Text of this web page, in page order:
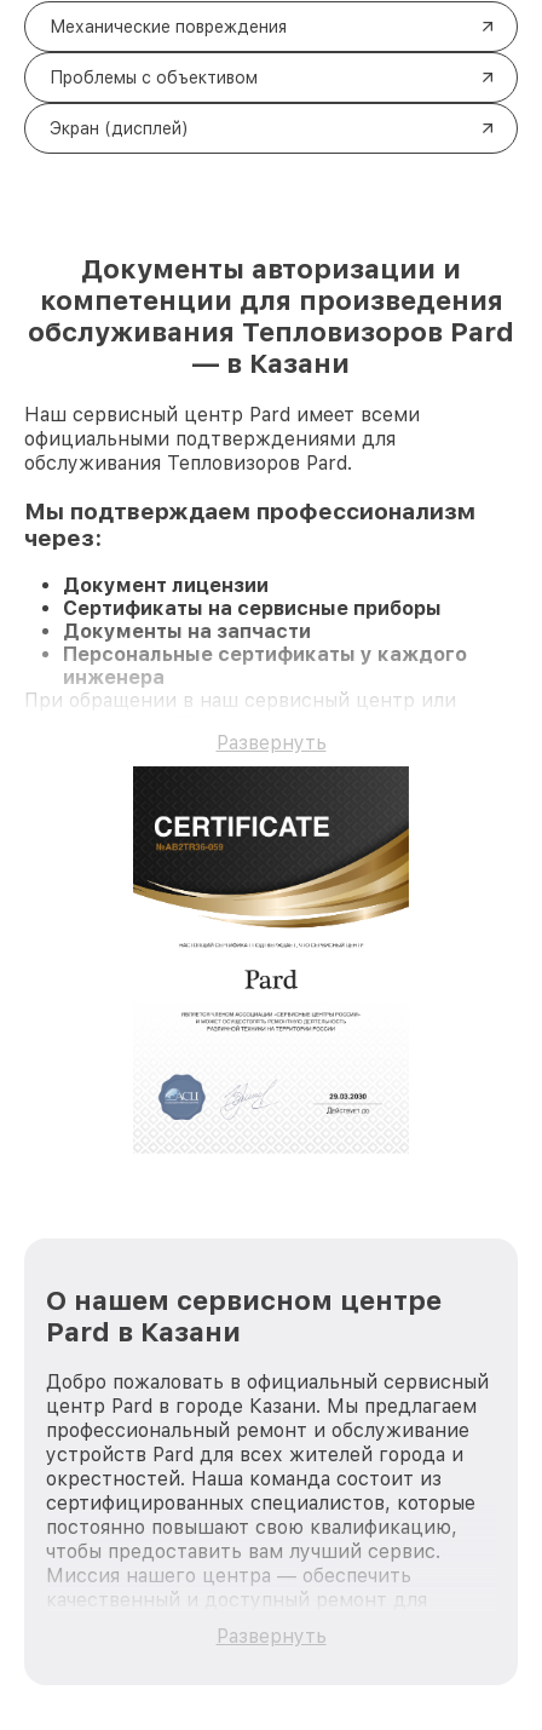
Механические повреждения
Проблемы с объективом
Экран (дисплей)
Документы авторизации и
компетенции для произведения
обслуживания Тепловизоров Pard
— в Казани
Наш сервисный центр Pard имеет всеми
официальными подтверждениями для
обслуживания Тепловизоров Pard.
Мы подтверждаем профессионализм
через:
Документ лицензии
Сертификаты на сервисные приборы
Документы на запчасти
Персональные сертификаты у каждого
инженера
При обращении в наш сервисный центр или
профессиональный сервис и гарантию на все
работы и комплектующие.
Развернуть
О нашем сервисном центре
Pard в Казани
Добро пожаловать в официальный сервисный
центр Pard в городе Казани. Мы предлагаем
профессиональный ремонт и обслуживание
устройств Pard для всех жителей города и
окрестностей. Наша команда состоит из
сертифицированных специалистов, которые
постоянно повышают свою квалификацию,
чтобы предоставить вам лучший сервис.
Миссия нашего центра — обеспечить
качественный и доступный ремонт для
каждого пользователя продукции Pard, вне
зависимости от сложности поломки. Мы
Развернуть